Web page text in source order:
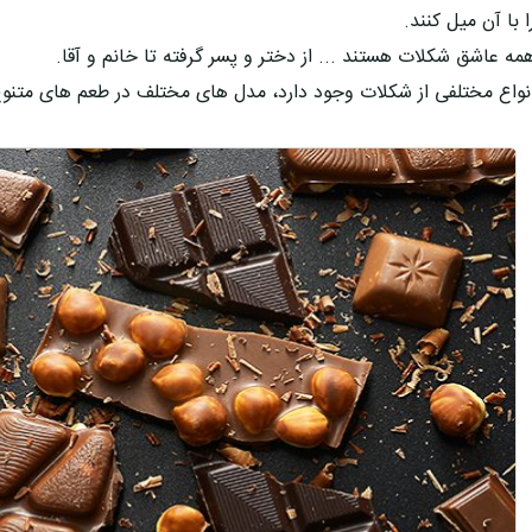
با آن میل کنند.
عاشق شکلات هستند ... از دختر و پسر گرفته تا خانم و آقا.
مختلفی از شکلات وجود دارد، مدل های مختلف در طعم های